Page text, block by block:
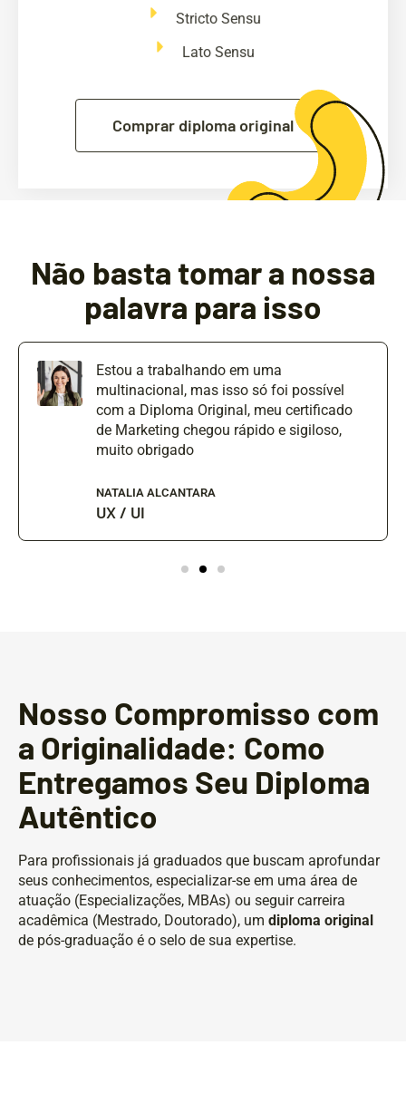
Lato Sensu
Não basta tomar a nossa
palavra para isso
Estou a trabalhando em uma
multinacional, mas isso só foi possível
com a Diploma Original, meu certificado
de Marketing chegou rápido e sigiloso,
muito obrigado
NATALIA ALCANTARA
UX / UI
Nosso Compromisso com
a Originalidade: Como
Entregamos Seu Diploma
Autêntico
Para profissionais já graduados que buscam aprofundar
seus conhecimentos, especializar-se em uma área de
atuação (Especializações, MBAs) ou seguir carreira
acadêmica (Mestrado, Doutorado), um diploma original
de pós-graduação é o selo de sua expertise.